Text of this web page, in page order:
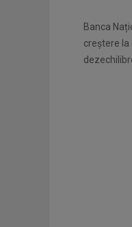
Banca
creștere la